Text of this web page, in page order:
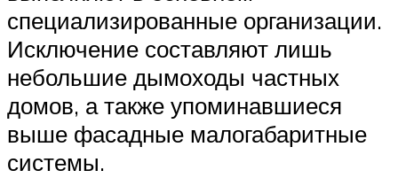
специализированные организации.
Исключение составляют лишь
небольшие дымоходы частных
домов, а также упоминавшиеся
выше фасадные малогабаритные
системы.